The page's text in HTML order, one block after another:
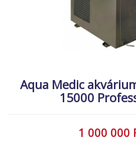
NÖVÉNYEK
Aqua Medic
15000
1 000 000